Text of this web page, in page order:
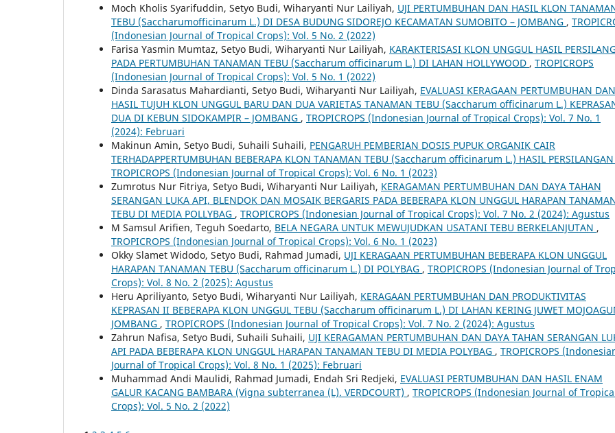
Moch Kholis Syarifuddin, Setyo Budi, Wiharyanti Nur Lailiyah, UJI PERTUMBUHAN DAN HASIL KLON
TEBU (Saccharumofficinarum L.) DI DESA BUDUNG SIDOREJO KECAMATAN SUMOBITO – JOMBANG ,
(Indonesian Journal of Tropical Crops): Vol. 5 No. 2 (2022)
Farisa Yasmin Mumtaz, Setyo Budi, Wiharyanti Nur Lailiyah, KARAKTERISASI KLON UNGGUL HASIL
PADA PERTUMBUHAN TANAMAN TEBU (Saccharum officinarum L.) DI LAHAN HOLLYWOOD , TROPICROPS
(Indonesian Journal of Tropical Crops): Vol. 5 No. 1 (2022)
Dinda Sarasatus Mahardianti, Setyo Budi, Wiharyanti Nur Lailiyah, EVALUASI KERAGAAN PERTUMBUHAN DAN
HASIL TUJUH KLON UNGGUL BARU DAN DUA VARIETAS TANAMAN TEBU (Saccharum officinarum L.)
DUA DI KEBUN SIDOKAMPIR – JOMBANG , TROPICROPS (Indonesian Journal of Tropical Crops): Vol. 7 No. 1
(2024): Februari
Makinun Amin, Setyo Budi, Suhaili Suhaili, PENGARUH PEMBERIAN DOSIS PUPUK ORGANIK CAIR
TERHADAPPERTUMBUHAN BEBERAPA KLON TANAMAN TEBU (Saccharum officinarum L.) HASIL PERSILANGAN
TROPICROPS (Indonesian Journal of Tropical Crops): Vol. 6 No. 1 (2023)
Zumrotus Nur Fitriya, Setyo Budi, Wiharyanti Nur Lailiyah, KERAGAMAN PERTUMBUHAN DAN DAYA TAHAN
SERANGAN LUKA API, BLENDOK DAN MOSAIK BERGARIS PADA BEBERAPA KLON UNGGUL HARAPAN
TEBU DI MEDIA POLLYBAG , TROPICROPS (Indonesian Journal of Tropical Crops): Vol. 7 No. 2 (2024): Agustus
M Samsul Arifien, Teguh Soedarto, BELA NEGARA UNTUK MEWUJUDKAN USATANI TEBU BERKELANJUTAN ,
TROPICROPS (Indonesian Journal of Tropical Crops): Vol. 6 No. 1 (2023)
Okky Slamet Widodo, Setyo Budi, Rahmad Jumadi, UJI KERAGAAN PERTUMBUHAN BEBERAPA KLON UNGGUL
HARAPAN TANAMAN TEBU (Saccharum officinarum L.) DI POLYBAG , TROPICROPS (Indonesian Journal of
Crops): Vol. 8 No. 2 (2025): Agustus
Heru Apriliyanto, Setyo Budi, Wiharyanti Nur Lailiyah, KERAGAAN PERTUMBUHAN DAN PRODUKTIVITAS
KEPRASAN II BEBERAPA KLON UNGGUL TEBU (Saccharum officinarum L.) DI LAHAN KERING JUWET
JOMBANG , TROPICROPS (Indonesian Journal of Tropical Crops): Vol. 7 No. 2 (2024): Agustus
Zahrun Nafisa, Setyo Budi, Suhaili Suhaili, UJI KERAGAMAN PERTUMBUHAN DAN DAYA TAHAN SERANGAN
API PADA BEBERAPA KLON UNGGUL HARAPAN TANAMAN TEBU DI MEDIA POLYBAG , TROPICROPS
Journal of Tropical Crops): Vol. 8 No. 1 (2025): Februari
Muhammad Andi Maulidi, Rahmad Jumadi, Endah Sri Redjeki, EVALUASI PERTUMBUHAN DAN HASIL ENAM
GALUR KACANG BAMBARA (Vigna subterranea (L). VERDCOURT) , TROPICROPS (Indonesian Journal of
Crops): Vol. 5 No. 2 (2022)